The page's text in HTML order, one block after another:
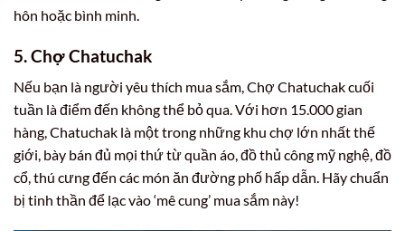
hôn hoặc bình minh.
5. Chợ Chatuchak
Nếu bạn là người yêu thích mua sắm, Chợ Chatuchak cuối
tuần là điểm đến không thể bỏ qua. Với hơn 15.000 gian
hàng, Chatuchak là một trong những khu chợ lớn nhất thế
giới, bày bán đủ mọi thứ từ quần áo, đồ thủ công mỹ nghệ, đồ
cổ, thú cưng đến các món ăn đường phố hấp dẫn. Hãy chuẩn
bị tinh thần để lạc vào ‘mê cung’ mua sắm này!